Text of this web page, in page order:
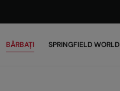
BĂRBAȚI SPRINGFIELD WORLD